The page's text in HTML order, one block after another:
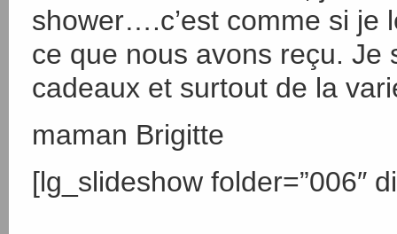
shower….c’est comme si je
ce que nous avons reçu. Je
cadeaux et surtout de la
maman Brigitte
[lg_slideshow folder=”006″